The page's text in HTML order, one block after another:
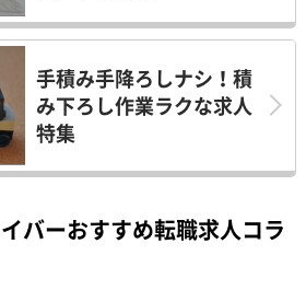
手積み手降ろしナシ！積
み下ろし作業ラクな求人
特集
バーおすすめ転職求人コラ